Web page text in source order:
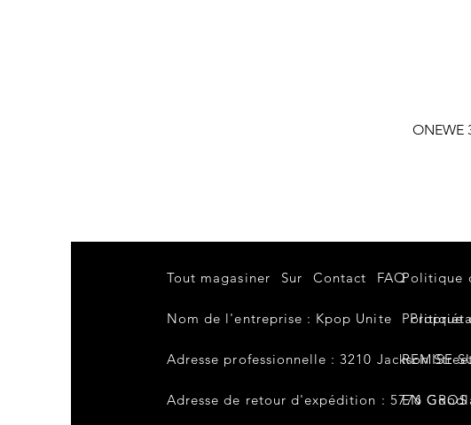
ONEWE
Tout magasiner Sur Contact FAQ
Nom de l'entreprise : Kpop Unite
Adresse professionnelle : 3210 Jackson
Adresse de retour d'expédition : 5776
Politique
Politique
REMISE
EN GROS